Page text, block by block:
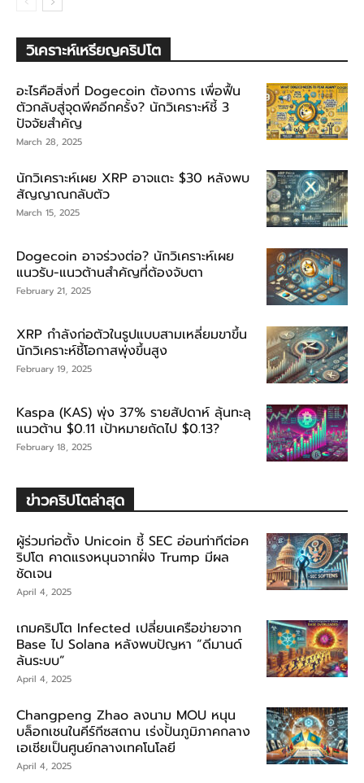
วิเคราะห์เหรียญคริปโต
อะไรคือสิ่งที่ Dogecoin ต้องการ เพื่อฟื้น
ตัวกลับสู่จุดพีคอีกครั้ง? นักวิเคราะห์ชี้ 3
ปัจจัยสำคัญ
March 28, 2025
นักวิเคราะห์เผย XRP อาจแตะ $30 หลังพบ
สัญญาณกลับตัว
March 15, 2025
Dogecoin อาจร่วงต่อ? นักวิเคราะห์เผย
แนวรับ-แนวต้านสำคัญที่ต้องจับตา
February 21, 2025
XRP กำลังก่อตัวในรูปแบบสามเหลี่ยมขาขึ้น
นักวิเคราะห์ชี้โอกาสพุ่งขึ้นสูง
February 19, 2025
Kaspa (KAS) พุ่ง 37% รายสัปดาห์ ลุ้นทะลุ
แนวต้าน $0.11 เป้าหมายถัดไป $0.13?
February 18, 2025
ข่าวคริปโตล่าสุด
ผู้ร่วมก่อตั้ง Unicoin ชี้ SEC อ่อนท่าทีต่อค
ริปโต คาดแรงหนุนจากฝั่ง Trump มีผล
ชัดเจน
April 4, 2025
เกมคริปโต Infected เปลี่ยนเครือข่ายจาก
Base ไป Solana หลังพบปัญหา “ดีมานด์
ล้นระบบ”
April 4, 2025
Changpeng Zhao ลงนาม MOU หนุน
บล็อกเชนในคีร์กีซสถาน เร่งปั้นภูมิภาคกลาง
เอเชียเป็นศูนย์กลางเทคโนโลยี
April 4, 2025